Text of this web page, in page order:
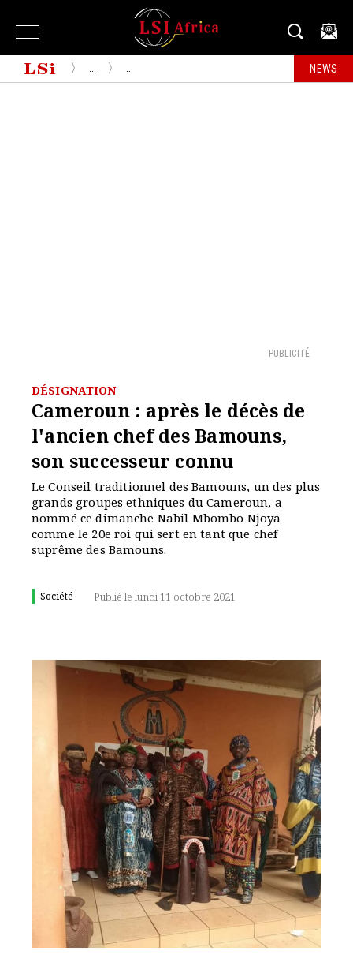
NEWS
PUBLICITÉ
DÉSIGNATION
Cameroun : après le décès de
l'ancien chef des Bamouns,
son successeur connu
Le Conseil traditionnel des Bamouns, un des plus
grands groupes ethniques du Cameroun, a
nommé ce dimanche Nabil Mbombo Njoya
comme le 20e roi qui sert en tant que chef
suprême des Bamouns.
Société Publié le lundi 11 octobre 2021